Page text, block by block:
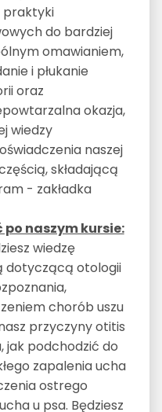
praktyki
do bardziej
omawianiem,
i płukanie
oraz
okazja,
wiedzy
naszej
składającą
- zakładka
po naszym kursie:
wiedzę
dotyczącą otologii
chorób uszu
przyczyny otitis
jak podchodzić do
zapalenia ucha
ostrego
u psa. Będziesz